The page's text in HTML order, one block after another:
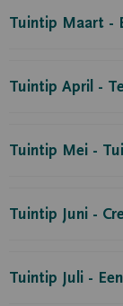
Tuintip Maart -
Tuintip April -
Tuintip Mei -
Tuintip Juni -
Tuintip Juli -